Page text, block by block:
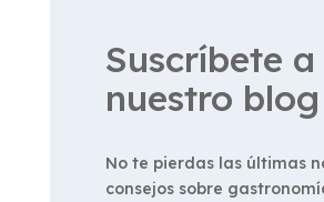
Suscríbete a
nuestro blog
No te pierdas las últimas
consejos sobre